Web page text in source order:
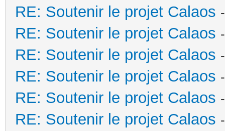
RE: Soutenir le projet Calaos
RE: Soutenir le projet Calaos
RE: Soutenir le projet Calaos
RE: Soutenir le projet Calaos
RE: Soutenir le projet Calaos
RE: Soutenir le projet Calaos